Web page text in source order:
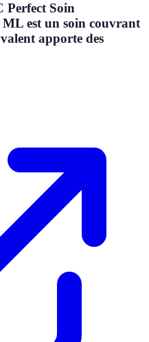
Perfect Soin
est un soin couvrant
apporte des